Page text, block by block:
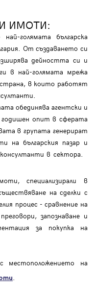
ИМОТИ:
голямата българска
От създаването си
дейността си и
в най-голямата мрежа
в които работят
обединява агентски и
годишен опит в сферата
в групата генерират
на българския пазар и
в сектора.
специализирали в
на сделки с
процес - сравнение на
запознаване и
за покупка на
на
.